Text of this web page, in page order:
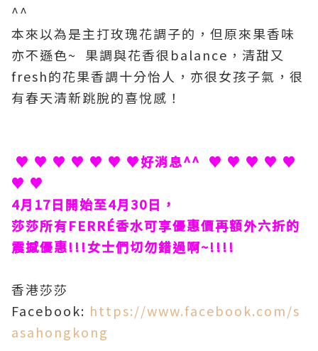
^^
本來以為是主打玫瑰花調子的，但原來果香味
亦不遜色~ 果調與花香很balance，清甜又
fresh的花果香調十分怡人，亦很女孩子氣，很
有春天清新跳脫的喜悅感！
♥ ♥ ♥ ♥ ♥ ♥ ♥好消息^^ ♥ ♥ ♥ ♥ ♥
♥ ♥
4月 17日開始至4月30日，
莎莎所有FERRÉ香水可享優惠價再額外六折的
震撼優惠!!!女士們切勿錯過啊~!!!!
香港莎莎
Facebook: https://www.facebook.com/s
asahongkong